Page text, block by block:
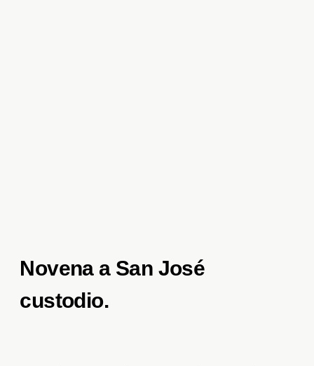
Novena a San José
custodio.